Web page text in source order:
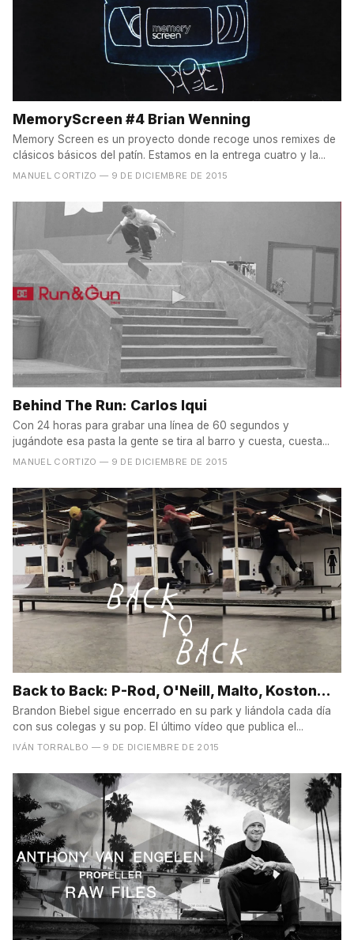
MemoryScreen #4 Brian Wenning
Memory Screen es un proyecto donde recoge unos remixes de
clásicos básicos del patín. Estamos en la entrega cuatro y la...
MANUEL CORTIZO — 9 DE DICIEMBRE DE 2015
Behind The Run: Carlos Iqui
Con 24 horas para grabar una línea de 60 segundos y
jugándote esa pasta la gente se tira al barro y cuesta, cuesta...
MANUEL CORTIZO — 9 DE DICIEMBRE DE 2015
Back to Back: P-Rod, O'Neill, Malto, Koston...
Brandon Biebel sigue encerrado en su park y liándola cada día
con sus colegas y su pop. El último vídeo que publica el...
IVÁN TORRALBO — 9 DE DICIEMBRE DE 2015